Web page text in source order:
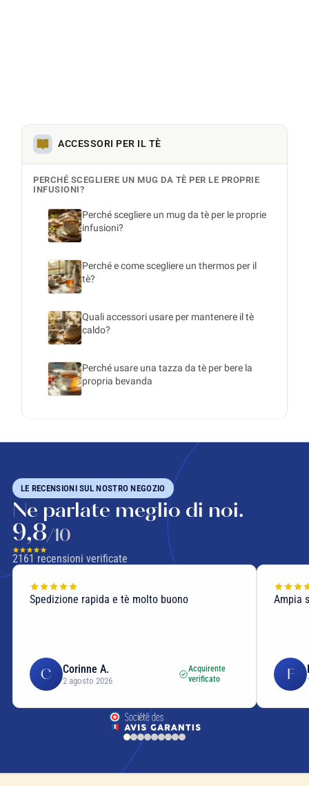
ACCESSORI PER IL TÈ
PERCHÉ SCEGLIERE UN MUG DA TÈ PER LE PROPRIE
INFUSIONI?
Perché scegliere un mug da tè per le proprie
infusioni?
Perché e come scegliere un thermos per il
tè?
Quali accessori usare per mantenere il tè
caldo?
Perché usare una tazza da tè per bere la
propria bevanda
LE RECENSIONI SUL NOSTRO NEGOZIO
Ne parlate meglio di noi.
9,8/10
2161 recensioni verificate
Spedizione rapida e tè molto buono
C Corinne A.
2 agosto 2026
Acquirente
verificato
Ampia
F